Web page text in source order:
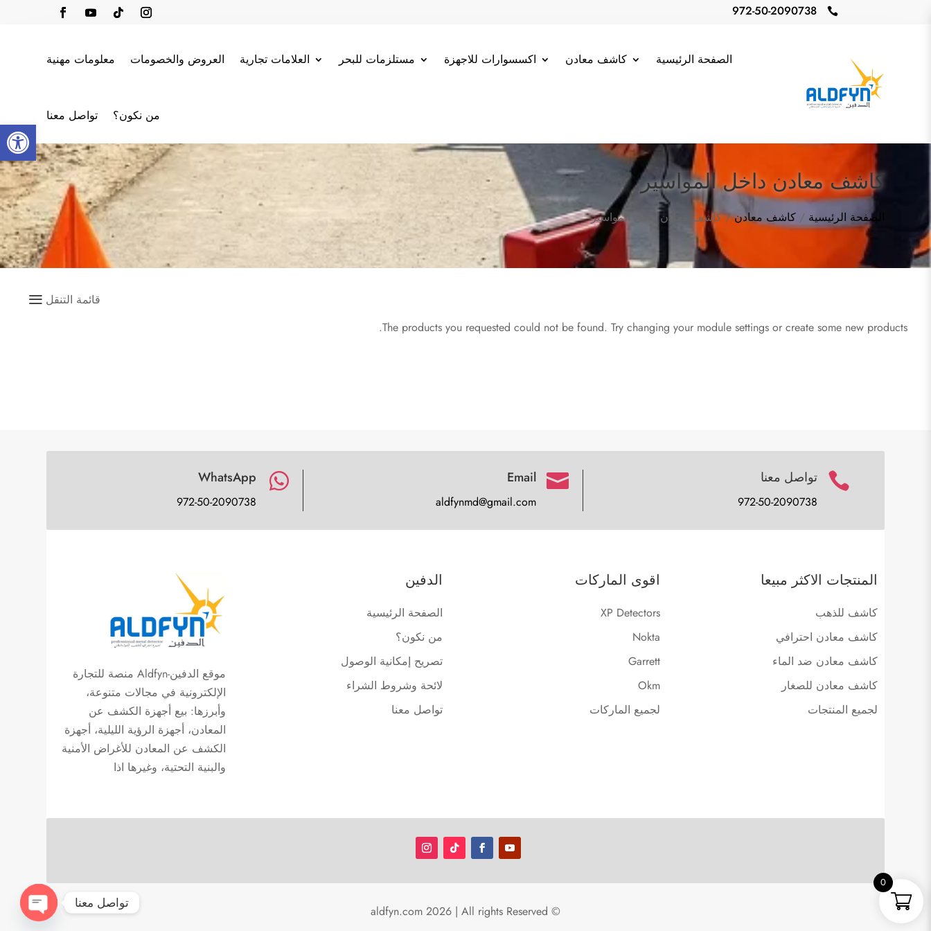

972-50-2090738
الصفحة الرئيسية كاشف معادن اكسسوارات للاجهزة مستلزمات للبحر العلامات تجارية العروض والخصومات معلومات مهنية
من نكون؟ تواصل معنا
كاشف معادن داخل المواسير
الصفحة الرئيسية /كاشف معادن/ كاشف معادن داخل المواسير
a قائمة التنقل
The products you requested could not be found. Try changing your module settings or create some new products.

WhatsApp
972-50-2090738

Email
aldfynmd@gmail.com
 تواصل معنا
972-50-2090738
موقع الدفين-Aldfyn منصة للتجارة
الإلكترونية في مجالات متنوعة،
وأبرزها: بيع أجهزة الكشف عن
المعادن، أجهزة الرؤية الليلية، أجهزة
الكشف عن المعادن للأغراض الأمنية
والبنية التحتية، وغيرها اذا
الدفين
الصفحة الرئيسية
من نكون؟
تصريح إمكانية الوصول
لائحة وشروط الشراء
تواصل معنا
اقوى الماركات
XP Detectors
Nokta
Garrett
Okm
لجميع الماركات
المنتجات الاكثر مبيعا
كاشف للذهب
كاشف معادن احترافي
كاشف معادن ضد الماء
كاشف معادن للصغار
لجميع المنتجات
© aldfyn.com 2026 | All rights Reserved
0
تواصل معنا